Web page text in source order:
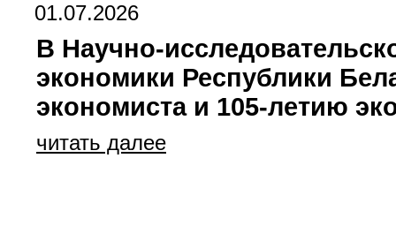
01.07.2026
В
экономики Республики
экономиста и 105‑летию
читать далее